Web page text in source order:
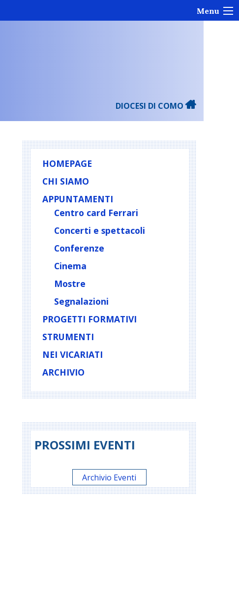
Menu
DIOCESI DI COMO
HOMEPAGE
CHI SIAMO
APPUNTAMENTI
Centro card Ferrari
Concerti e spettacoli
Conferenze
Cinema
Mostre
Segnalazioni
PROGETTI FORMATIVI
STRUMENTI
NEI VICARIATI
ARCHIVIO
PROSSIMI EVENTI
Archivio Eventi